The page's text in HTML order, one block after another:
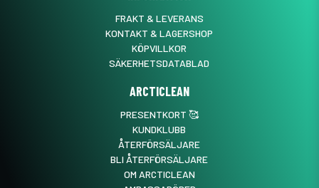
FRAKT & LEVERANS
KONTAKT & LAGERSHOP
KÖPVILLKOR
SÄKERHETSDATABLAD
ARCTICLEAN
PRESENTKORT 🥰
KUNDKLUBB
ÅTERFÖRSÄLJARE
BLI ÅTERFÖRSÄLJARE
OM ARCTICLEAN